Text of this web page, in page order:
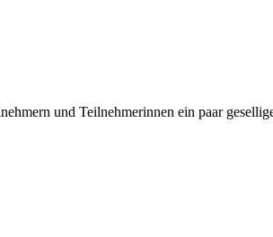
und Teilnehmerinnen ein paar